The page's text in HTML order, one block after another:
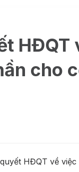
HĐQT
cho
HĐQT về